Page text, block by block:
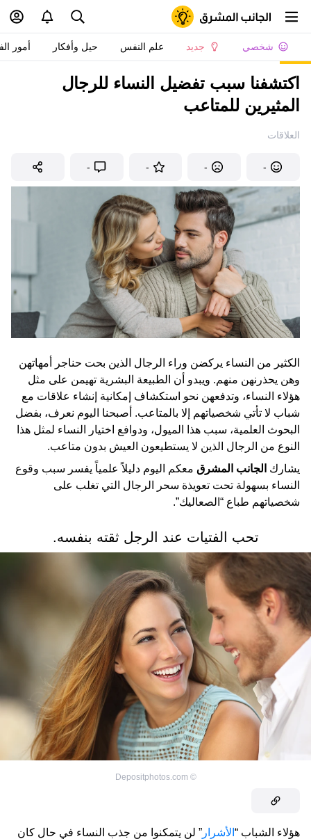
شخصي جديد علم النفس حيل وأفكار أمور
اكتشفنا سبب تفضيل النساء للرجال
المثيرين للمتاعب
العلاقات
-
-
-
-
الكثير من النساء يركضن وراء الرجال الذين بحت حناجر أمهاتهن
وهن يحذرنهن منهم. ويبدو أن الطبيعة البشرية تهيمن على مثل
هؤلاء النساء، وتدفعهن نحو استكشاف إمكانية إنشاء علاقات مع
شباب لا تأتي شخصياتهم إلا بالمتاعب. أصبحنا اليوم نعرف، بفضل
البحوث العلمية، سبب هذا الميول، ودوافع اختيار النساء لمثل هذا
النوع من الرجال الذين لا يستطيعون العيش بدون متاعب.
يشارك الجانب المشرق معكم اليوم دليلاً علمياً يفسر سبب وقوع
النساء بسهولة تحت تعويذة سحر الرجال التي تغلب على
شخصياتهم طباع “الصعاليك”.
تحب الفتيات عند الرجل ثقته بنفسه.
©
Depositphotos.com
هؤلاء الشباب “ الأشرار ” لن يتمكنوا من جذب النساء في حال كان